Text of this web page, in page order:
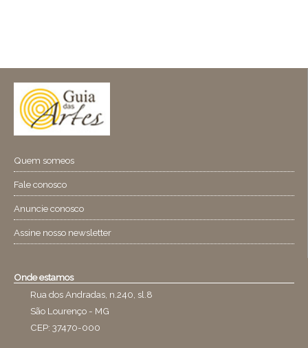
Quem someos
Fale conosco
Anuncie conosco
Assine nosso newsletter
Onde estamos
Rua dos Andradas, n.240, sl.8
São Lourenço - MG
CEP: 37470-000